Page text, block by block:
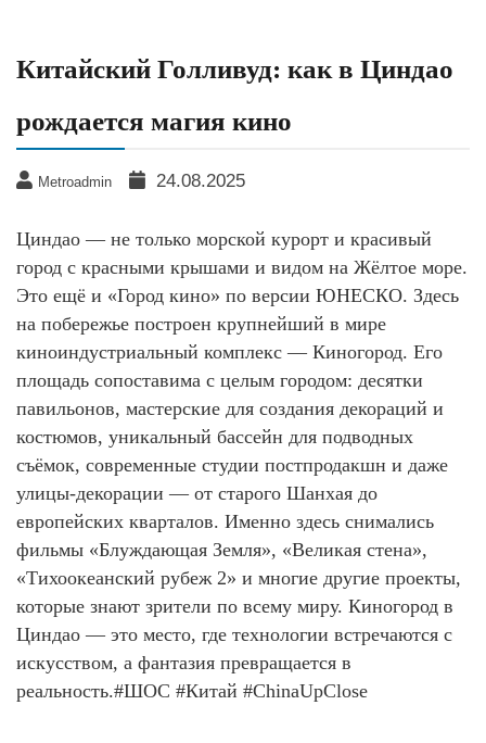
Китайский Голливуд: как в Циндао
рождается магия кино
Metroadmin 24.08.2025
Циндао — не только морской курорт и красивый
город с красными крышами и видом на Жёлтое море.
Это ещё и «Город кино» по версии ЮНЕСКО. Здесь
на побережье построен крупнейший в мире
киноиндустриальный комплекс — Киногород. Его
площадь сопоставима с целым городом: десятки
павильонов, мастерские для создания декораций и
костюмов, уникальный бассейн для подводных
съёмок, современные студии постпродакшн и даже
улицы-декорации — от старого Шанхая до
европейских кварталов. Именно здесь снимались
фильмы «Блуждающая Земля», «Великая стена»,
«Тихоокеанский рубеж 2» и многие другие проекты,
которые знают зрители по всему миру. Киногород в
Циндао — это место, где технологии встречаются с
искусством, а фантазия превращается в
реальность.#ШОС #Китай #ChinaUpClose